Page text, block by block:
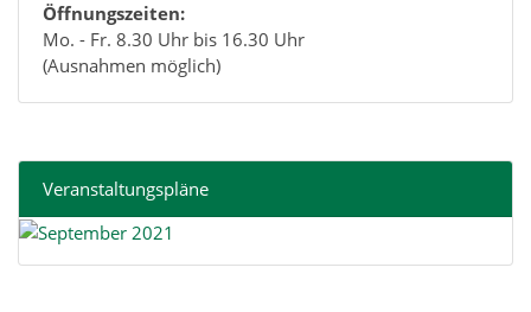
Öffnungszeiten:
Mo. - Fr. 8.30 Uhr bis 16.30 Uhr
(Ausnahmen möglich)
Veranstaltungspläne